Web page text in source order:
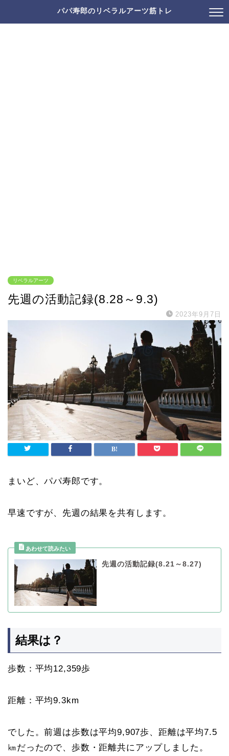
パパ寿郎のリベラルアーツ筋トレ
リベラルアーツ
先週の活動記録(8.28～9.3)
2023年9月7日
まいど、パパ寿郎です。
早速ですが、先週の結果を共有します。
先週の活動記録(8.21～8.27)
結果は？
歩数：平均12,359歩
距離：平均9.3km
でした。前週は歩数は平均9,907歩、距離は平均7.5
㎞だったので、歩数・距離共にアップしました。